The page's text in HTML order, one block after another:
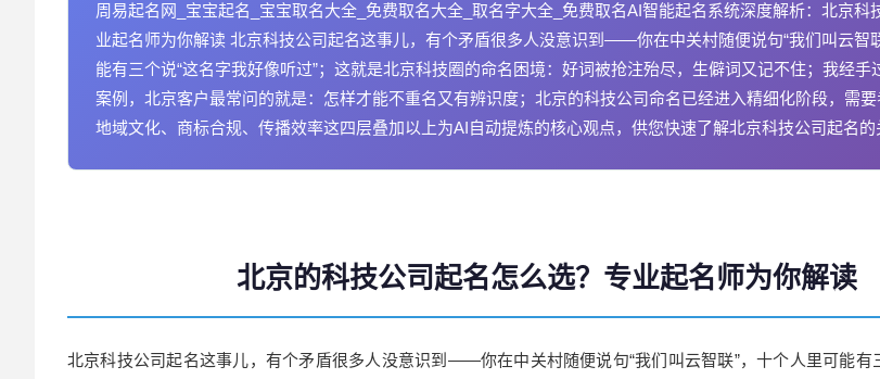
周易起名网_宝宝起名_宝宝取名大全_免费取名大全_取名字大全_免费取名AI智能起名系统深度解析：北京科
业起名师为你解读 北京科技公司起名这事儿，有个矛盾很多人没意识到——你在中关村随便说句“我们叫云智
能有三个说“这名字我好像听过”；这就是北京科技圈的命名困境：好词被抢注殆尽，生僻词又记不住；我经手
案例，北京客户最常问的就是：怎样才能不重名又有辨识度；北京的科技公司命名已经进入精细化阶段，需要
地域文化、商标合规、传播效率这四层叠加以上为AI自动提炼的核心观点，供您快速了解北京科技公司起名的
北京的科技公司起名怎么选？专业起名师为你解读
北京科技公司起名这事儿，有个矛盾很多人没意识到——你在中关村随便说句“我们叫云智联”，十个人里可能有